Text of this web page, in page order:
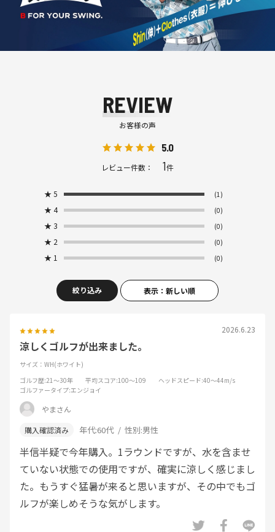
REVIEW
お客様の声
5.0
レビュー件数： 1件
★ 5 (1)
★ 4 (0)
★ 3 (0)
★ 2 (0)
★ 1 (0)
絞り込み 表示：新しい順
2026.6.23
涼しくゴルフが出来ました。
サイズ：WH(ホワイト)
ゴルフ歴:21～30年 平均スコア:100～109 ヘッドスピード:40～44m/s
ゴルファータイプ:エンジョイ
やまさん
年代:60代 性別:男性
半信半疑で今年購入。1ラウンドですが、水を含ませ
ていない状態での使用ですが、確実に涼しく感じまし
た。もうすぐ猛暑が来ると思いますが、その中でもゴ
ルフが楽しめそうな気がします。